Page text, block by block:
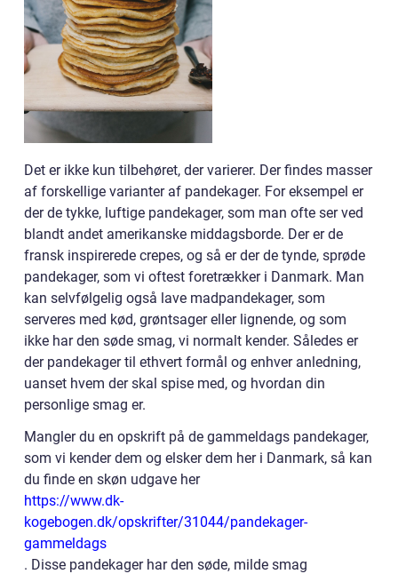
Det er ikke kun tilbehøret, der varierer. Der findes masser
af forskellige varianter af pandekager. For eksempel er
der de tykke, luftige pandekager, som man ofte ser ved
blandt andet amerikanske middagsborde. Der er de
fransk inspirerede crepes, og så er der de tynde, sprøde
pandekager, som vi oftest foretrækker i Danmark. Man
kan selvfølgelig også lave madpandekager, som
serveres med kød, grøntsager eller lignende, og som
ikke har den søde smag, vi normalt kender. Således er
der pandekager til ethvert formål og enhver anledning,
uanset hvem der skal spise med, og hvordan din
personlige smag er.
Mangler du en opskrift på de gammeldags pandekager,
som vi kender dem og elsker dem her i Danmark, så kan
du finde en skøn udgave her
https://www.dk-
kogebogen.dk/opskrifter/31044/pandekager-
gammeldags
. Disse pandekager har den søde, milde smag